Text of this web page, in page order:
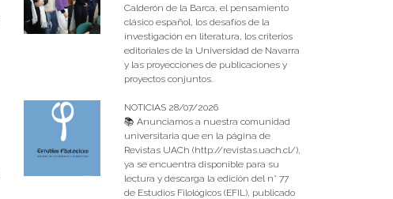
Calderón de la Barca, el pensamiento
clásico español, los desafíos de la
investigación en literatura, los criterios
editoriales de la Universidad de Navarra
y las proyecciones de publicaciones y
proyectos conjuntos.
NOTICIAS 28/07/2026
📚 Anunciamos a nuestra comunidad
universitaria que en la página de
Revistas UACh (http://revistas.uach.cl/),
ya se encuentra disponible para su
lectura y descarga la edición del n° 77
de Estudios Filológicos (EFIL), publicado